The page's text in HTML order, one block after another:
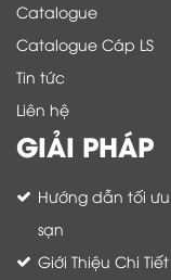
Catalogue
Catalogue Cáp LS
Tin tức
Liên hệ
GIẢI PHÁP
Hướng dẫn tối
sạn
Giới Thiệu Chi